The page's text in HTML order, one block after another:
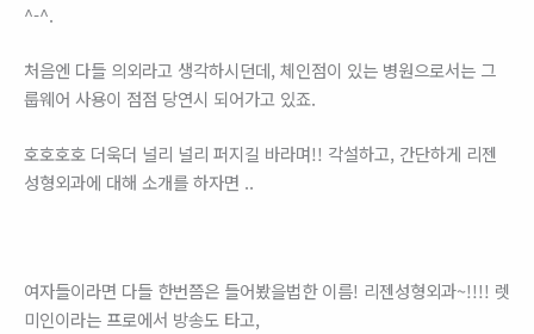
^-^.
처음엔 다들 의외라고 생각하시던데, 체인점이 있는 병원으로서는 그
룹웨어 사용이 점점 당연시 되어가고 있죠.
호호호호 더욱더 널리 널리 퍼지길 바라며!! 각설하고, 간단하게 리젠
성형외과에 대해 소개를 하자면 ..
여자들이라면 다들 한번쯤은 들어봤을법한 이름! 리젠성형외과~!!!! 렛
미인이라는 프로에서 방송도 타고,